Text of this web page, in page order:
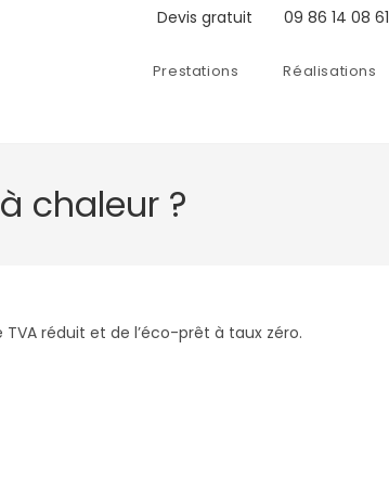
Devis gratuit 09 86 14 08 61
Prestations Réalisations
chaleur ?
TVA réduit et de l’éco-prêt à taux zéro.